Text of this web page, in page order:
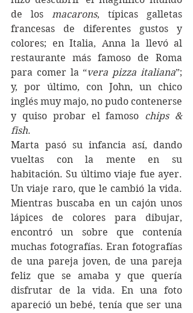
de los macarons, típicas galletas
francesas de diferentes gustos y
colores; en Italia, Anna la llevó al
restaurante más famoso de Roma
para comer la “vera pizza italiana”;
y, por último, con John, un chico
inglés muy majo, no pudo contenerse
y quiso probar el famoso chips &
fish.
Marta pasó su infancia así, dando
vueltas con la mente en su
habitación. Su último viaje fue ayer.
Un viaje raro, que le cambió la vida.
Mientras buscaba en un cajón unos
lápices de colores para dibujar,
encontró un sobre que contenía
muchas fotografías. Eran fotografías
de una pareja joven, de una pareja
feliz que se amaba y que quería
disfrutar de la vida. En una foto
apareció un bebé, tenía que ser una